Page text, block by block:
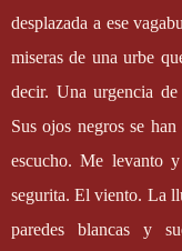
desplazada a ese
miseras de una urbe
decir. Una urgencia de
Sus ojos negros se
escucho. Me levanto
segurita. El viento. La
paredes blancas y